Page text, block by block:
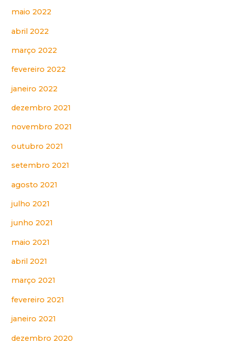
maio 2022
abril 2022
março 2022
fevereiro 2022
janeiro 2022
dezembro 2021
novembro 2021
outubro 2021
setembro 2021
agosto 2021
julho 2021
junho 2021
maio 2021
abril 2021
março 2021
fevereiro 2021
janeiro 2021
dezembro 2020